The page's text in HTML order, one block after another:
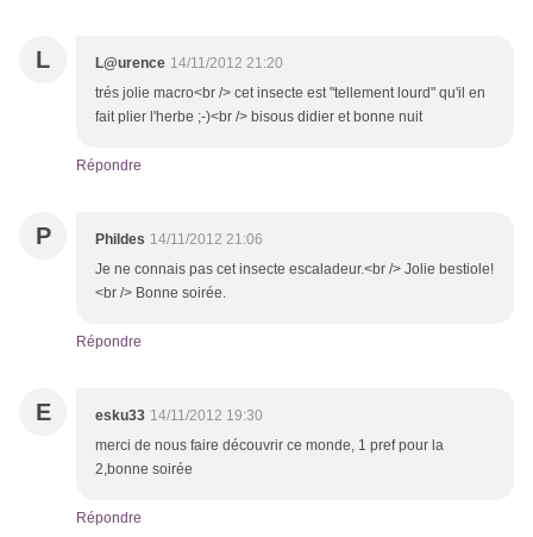
L L@urence 14/11/2012 21:20
trés jolie macro<br /> cet insecte est "tellement lourd" qu'il en
fait plier l'herbe ;-)<br /> bisous didier et bonne nuit
Répondre
P Phildes 14/11/2012 21:06
Je ne connais pas cet insecte escaladeur.<br /> Jolie bestiole!
<br /> Bonne soirée.
Répondre
E esku33 14/11/2012 19:30
merci de nous faire découvrir ce monde, 1 pref pour la
2,bonne soirée
Répondre